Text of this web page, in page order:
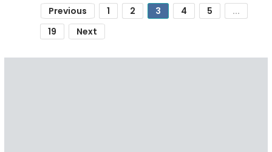
Previous 1 2 3 4 5
...
19
Next